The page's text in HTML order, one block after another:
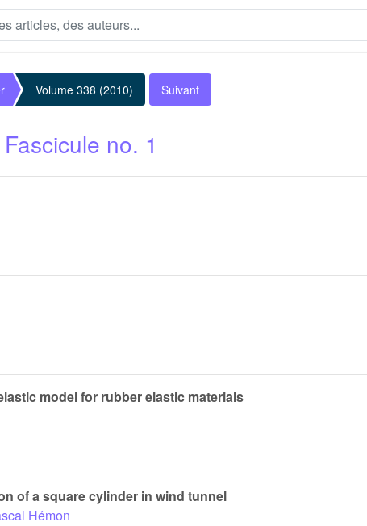
Volume 338 (2010) Suivant
Fascicule no. 1
model for rubber elastic materials
of a square cylinder in wind tunnel
Hémon